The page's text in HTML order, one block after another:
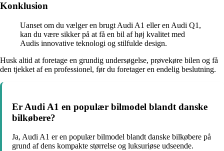
Konklusion
Uanset om du vælger en brugt Audi A1 eller en Audi Q1,
kan du være sikker på at få en bil af høj kvalitet med
Audis innovative teknologi og stilfulde design.
Husk altid at foretage en grundig undersøgelse, prøvekøre bilen og få
den tjekket af en professionel, før du foretager en endelig beslutning.
Er Audi A1 en populær bilmodel blandt danske
bilkøbere?
Ja, Audi A1 er en populær bilmodel blandt danske bilkøbere på
grund af dens kompakte størrelse og luksuriøse udseende.